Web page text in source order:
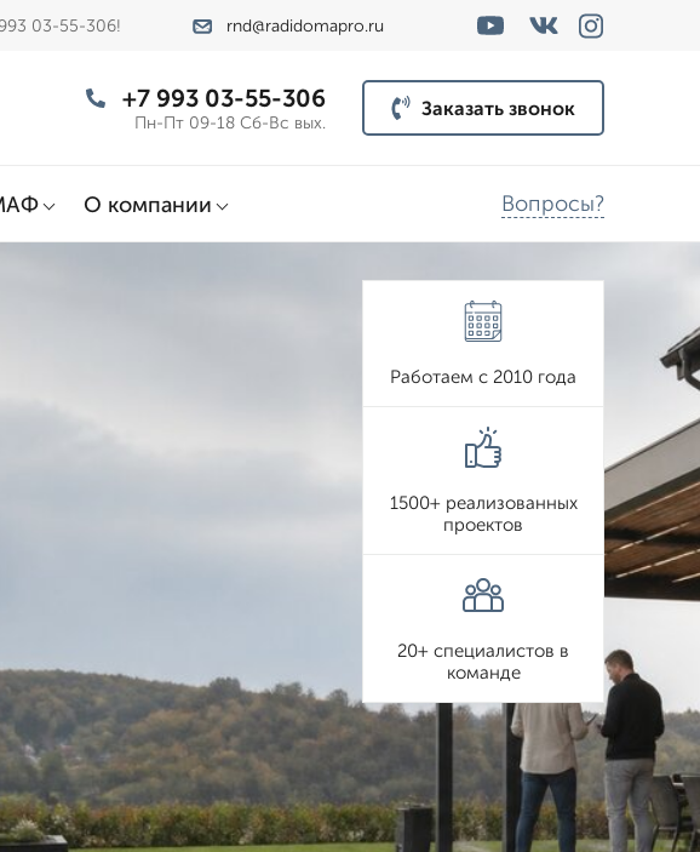
03-55-306! rnd@radidomapro.ru
+7 993 03-55-306
Пн-Пт 09-18 Сб-Вс вых.
Заказать звонок
О компании Вопросы?
Работаем с 2010 года
1500+ реализованных
проектов
20+ специалистов в
команде